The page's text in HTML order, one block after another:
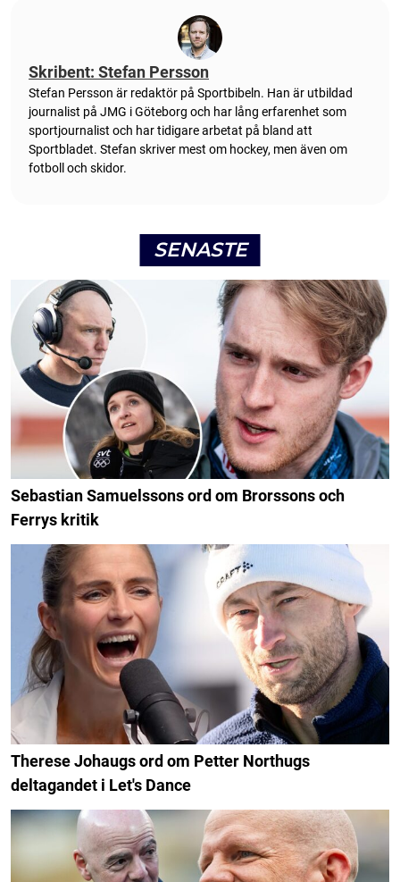
Skribent: Stefan Persson
Stefan Persson är redaktör på Sportbibeln. Han är utbildad
journalist på JMG i Göteborg och har lång erfarenhet som
sportjournalist och har tidigare arbetat på bland att
Sportbladet. Stefan skriver mest om hockey, men även om
fotboll och skidor.
SENASTE
Sebastian Samuelssons ord om Brorssons och
Ferrys kritik
Therese Johaugs ord om Petter Northugs
deltagandet i Let's Dance